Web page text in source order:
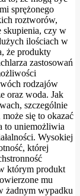
sprężonego
roztworów,
skupienia, czy w
ilościach w
że produkty
zastosowań
rodzajów
oraz woda. Jak
szczególnie
się to okazać
to uniemożliwia
Wysokiej
której
którym produkt
mu
żadnym wypadku